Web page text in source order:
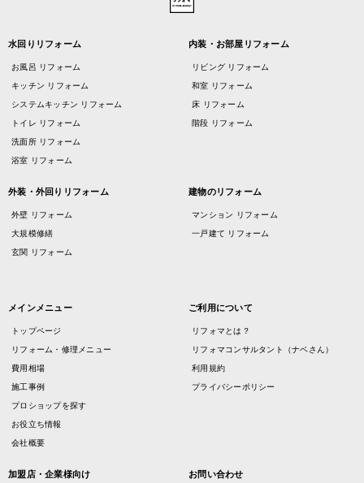
水回りリフォーム
お風呂 リフォーム
キッチン リフォーム
システムキッチン リフォーム
トイレ リフォーム
洗面所 リフォーム
浴室 リフォーム
内装・お部屋リフォーム
リビング リフォーム
和室 リフォーム
床 リフォーム
階段 リフォーム
外装・外回りリフォーム
外壁 リフォーム
大規模修繕
玄関 リフォーム
建物のリフォーム
マンション リフォーム
一戸建て リフォーム
メインメニュー
トップページ
リフォーム・修理メニュー
費用相場
施工事例
プロショップを探す
お役立ち情報
会社概要
ご利用について
リフォマとは？
リフォマコンサルタント（ナベさん）
利用規約
プライバシーポリシー
加盟店・企業様向け お問い合わせ